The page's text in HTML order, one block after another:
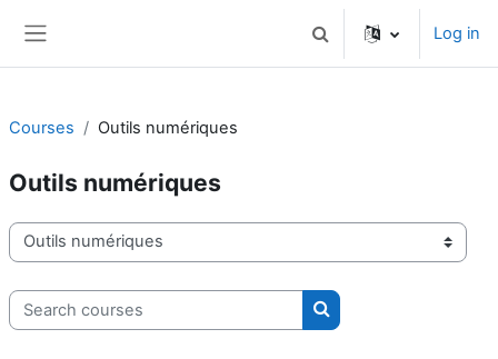
Toggle search input
Log in
Courses Outils numériques
Outils numériques
Course categories
Search courses
Search courses